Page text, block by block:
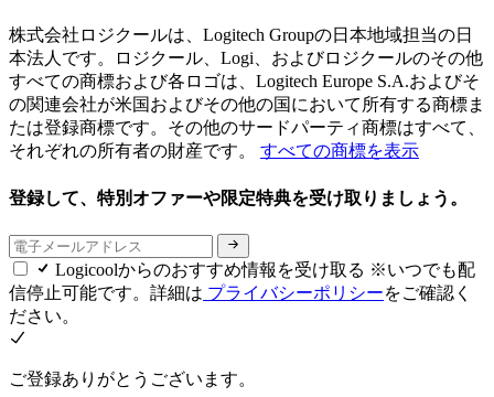
株式会社ロジクールは、Logitech Groupの日本地域担当の日
本法人です。ロジクール、Logi、およびロジクールのその他
すべての商標および各ロゴは、Logitech Europe S.A.およびそ
の関連会社が米国およびその他の国において所有する商標ま
たは登録商標です。その他のサードパーティ商標はすべて、
それぞれの所有者の財産です。 すべての商標を表示
登録して、特別オファーや限定特典を受け取りましょう。
Logicoolからのおすすめ情報を受け取る ※いつでも配
信停止可能です。詳細は プライバシーポリシーをご確認く
ださい。
ご登録ありがとうございます。